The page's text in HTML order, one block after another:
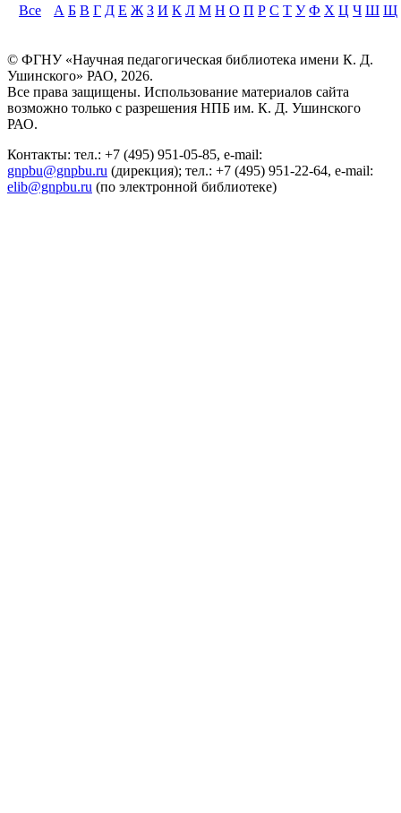
Все А Б В Г Д Е Ж З И К Л М Н О П Р С Т У Ф Х Ц Ч Ш Щ
© ФГНУ «Научная педагогическая библиотека имени К. Д.
Ушинского» РАО, 2026.
Все права защищены. Использование материалов сайта
возможно только с разрешения НПБ им. К. Д. Ушинского
РАО.
Контакты: тел.: +7 (495) 951-05-85, e-mail:
gnpbu@gnpbu.ru (дирекция); тел.: +7 (495) 951-22-64, e-mail:
elib@gnpbu.ru (по электронной библиотеке)